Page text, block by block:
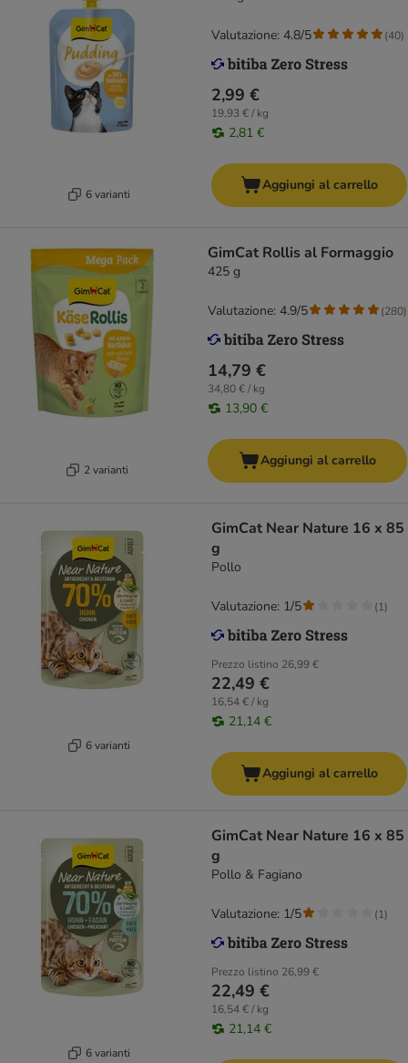
6 varianti
2,99 €
19,93 € / kg
2,81 €
Valutazione: 4.8/5 (40)
Aggiungi al carrello
2 varianti
GimCat Rollis al Formaggio
425 g
14,79 €
34,80 € / kg
13,90 €
Valutazione: 4.9/5 (280)
Aggiungi al carrello
6 varianti
GimCat Near Nature 16 x 85
g
Pollo
Prezzo listino 26,99 €
22,49 €
16,54 € / kg
21,14 €
Valutazione: 1/5 (1)
Aggiungi al carrello
6 varianti
GimCat Near Nature 16 x 85
g
Pollo & Fagiano
Prezzo listino 26,99 €
22,49 €
16,54 € / kg
21,14 €
Valutazione: 1/5 (1)